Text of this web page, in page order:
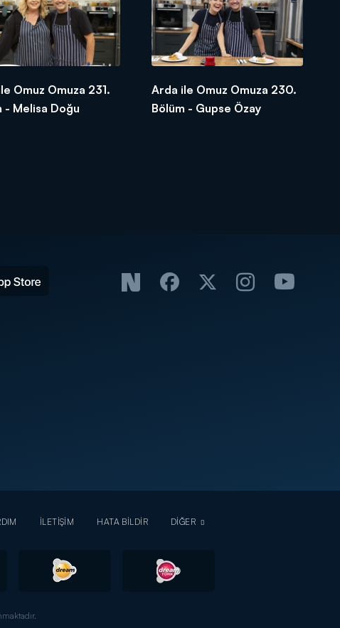
Omuz Omuza 231.
- Melisa Doğu
Arda ile Omuz Omuza 230.
Bölüm - Gupse Özay
İLETİŞİM HATA BİLDİR DİĞER